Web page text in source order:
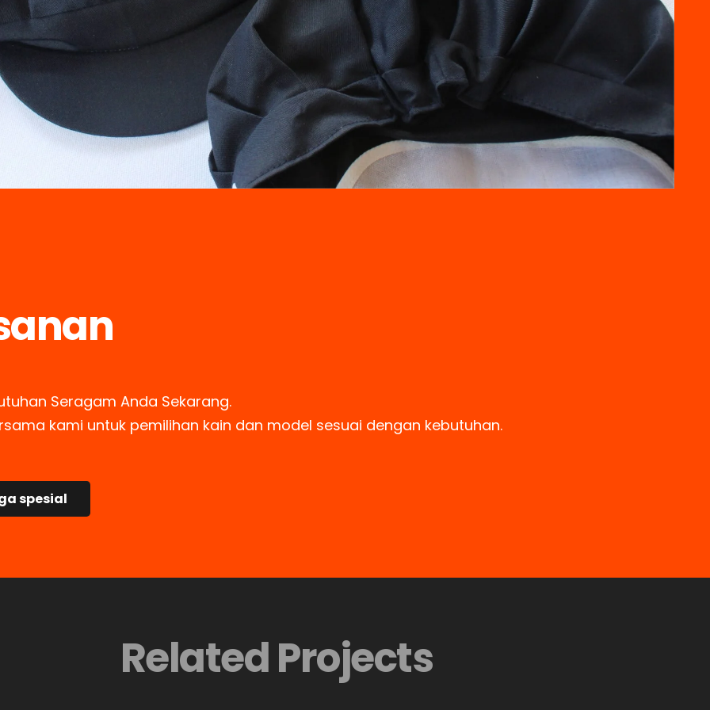
Seragam Anda Sekarang.
kami untuk pemilihan kain dan model sesuai dengan kebutuhan.
spesial
Related Projects